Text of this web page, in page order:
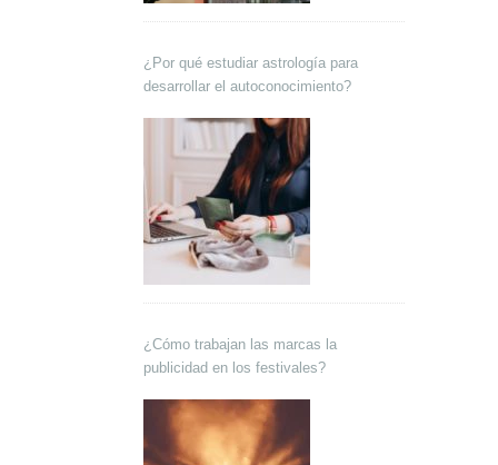
¿Por qué estudiar astrología para
desarrollar el autoconocimiento?
¿Cómo trabajan las marcas la
publicidad en los festivales?